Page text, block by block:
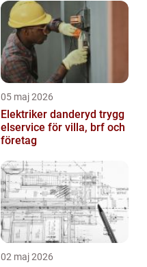
05 maj 2026
Elektriker danderyd trygg
elservice för villa, brf och
företag
02 maj 2026